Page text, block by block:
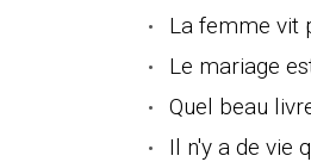
La femme vit
Le mariage
Quel beau
Il n'y a de vie